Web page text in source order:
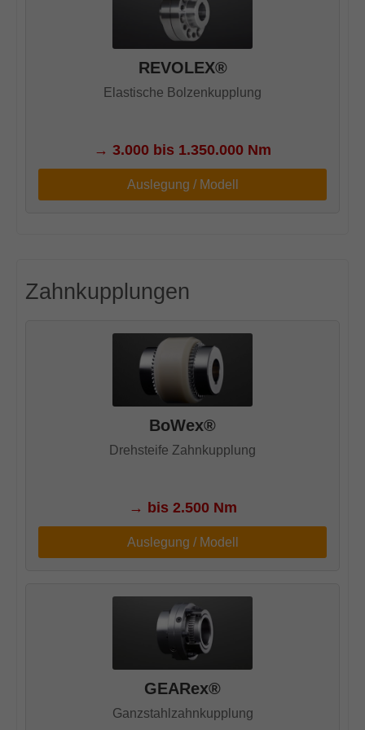
REVOLEX®
Elastische Bolzenkupplung
→ 3.000 bis 1.350.000 Nm
Auslegung / Modell
Zahnkupplungen
BoWex®
Drehsteife Zahnkupplung
→ bis 2.500 Nm
Auslegung / Modell
GEARex®
Ganzstahlzahnkupplung